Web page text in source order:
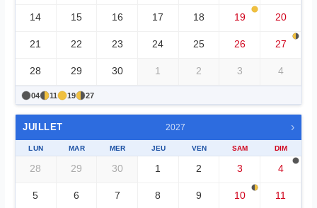
14 15 16 17 18 19 20
21 22 23 24 25 26 27
28 29 30 1 2 3 4
04 11 19 27
JUILLET 2027 ›
LUN MAR MER JEU VEN SAM DIM
28 29 30 1 2 3 4
5 6 7 8 9 10 11